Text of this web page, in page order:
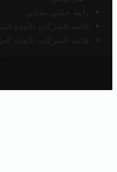
رابط خلفي مجاني
قائمة الشركات الأهلية
قائمة الشركات الأهلية